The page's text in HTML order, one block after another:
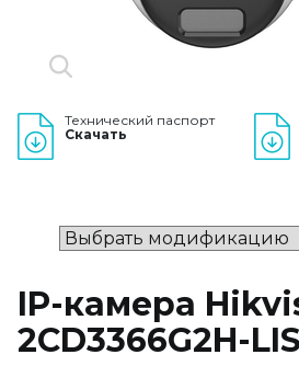
Технический паспорт
Скачать
IP-камера
2CD3366G2H-